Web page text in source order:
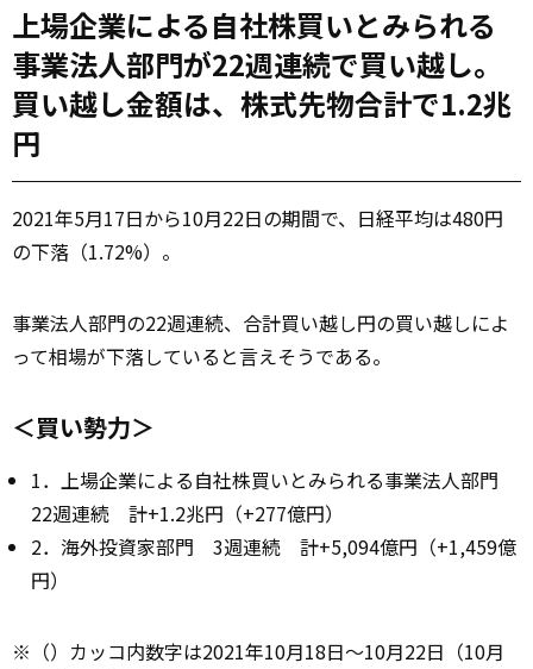
上場企業による自社株買いとみられる
事業法人部門が22週連続で買い越し。
買い越し金額は、株式先物合計で1.2兆
円
2021年5月17日から10月22日の期間で、日経平均は480円
の下落（1.72%）。
事業法人部門の22週連続、合計買い越し円の買い越しによ
って相場が下落していると言えそうである。
＜買い勢力＞
1．上場企業による自社株買いとみられる事業法人部門
22週連続 計+1.2兆円（+277億円）
2．海外投資家部門 3週連続 計+5,094億円（+1,459億
円）
※（）カッコ内数字は2021年10月18日～10月22日（10月